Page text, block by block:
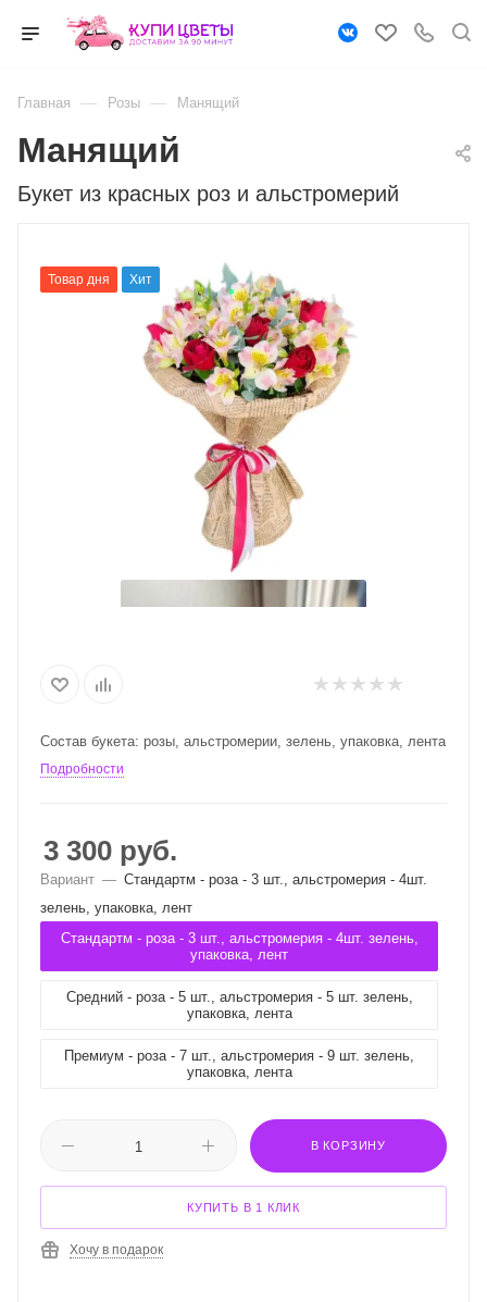
Главная — Розы — Манящий
Букет из красных роз и альстромерий
Манящий
Товар дня Хит
Состав букета: розы, альстромерии, зелень, упаковка, лента
Подробности
3 300 руб.
Вариант — Стандартм - роза - 3 шт., альстромерия - 4шт.
зелень, упаковка, лент
Стандартм - роза - 3 шт., альстромерия - 4шт. зелень,
упаковка, лент
Средний - роза - 5 шт., альстромерия - 5 шт. зелень,
упаковка, лента
Премиум - роза - 7 шт., альстромерия - 9 шт. зелень,
упаковка, лента
В КОРЗИНУ
КУПИТЬ В 1 КЛИК
Хочу в подарок